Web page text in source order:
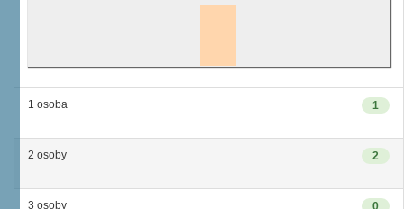
1
1 osoba
2
2 osoby
0
3 osoby